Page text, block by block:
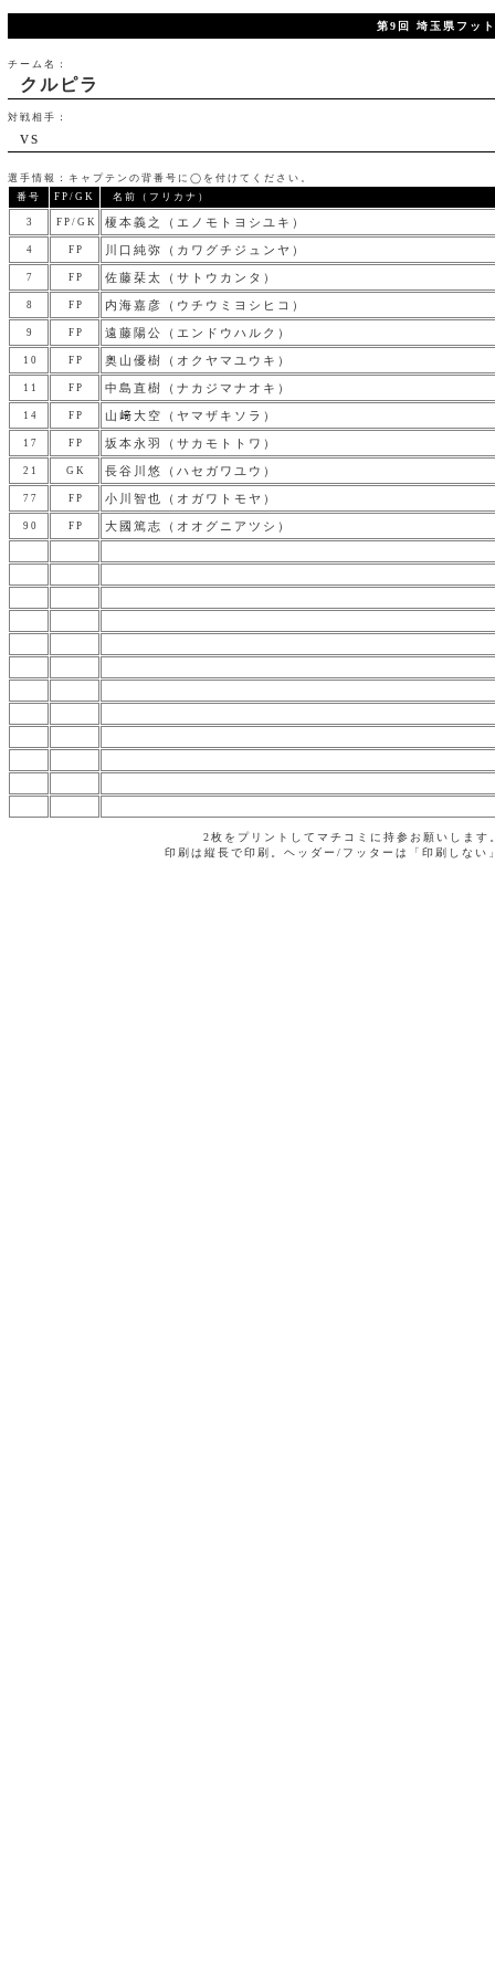
第9回 埼玉県フッ
チーム名：
クルピラ
対戦相手：
vs
選手情報：キャプテンの背番号に◯を付けてください。
番号
FP/GK 名前（フリカナ）
3 FP/GK 榎本義之（エノモトヨシユキ）
4 FP 川口純弥（カワグチジュンヤ）
7 FP 佐藤栞太（サトウカンタ）
8 FP 内海嘉彦（ウチウミヨシヒコ）
9 FP 遠藤陽公（エンドウハルク）
10 FP 奥山優樹（オクヤマユウキ）
11 FP 中島直樹（ナカジマナオキ）
14 FP 山﨑大空（ヤマザキソラ）
17 FP 坂本永羽（サカモトトワ）
21 GK 長谷川悠（ハセガワユウ）
77 FP 小川智也（オガワトモヤ）
90 FP 大國篤志（オオグニアツシ）
2枚をプリントしてマチコミに持参お願いします
印刷は縦長で印刷。ヘッダー/フッターは「印刷しない